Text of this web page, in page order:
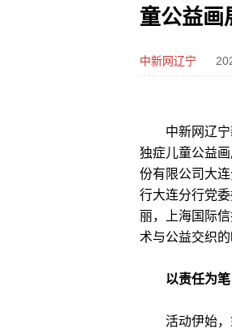
童公益画
中新网辽宁
中新网辽宁新
独症儿童公益
份有限公司大
行大连分行党
丽，上海国际
术与公益交织的
以责任为
活动伊始，翁